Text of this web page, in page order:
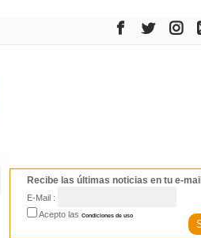
Recibe las últimas noticias en tu e-mail
E-Mail :
Acepto las Condiciones de uso